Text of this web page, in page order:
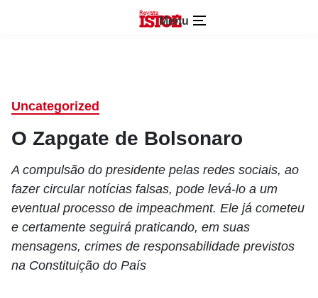
Menu
Uncategorized
O Zapgate de Bolsonaro
A compulsão do presidente pelas redes sociais, ao
fazer circular notícias falsas, pode levá-lo a um
eventual processo de impeachment. Ele já cometeu
e certamente seguirá praticando, em suas
mensagens, crimes de responsabilidade previstos
na Constituição do País